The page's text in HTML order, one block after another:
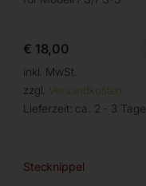
€ 18,00
inkl. MwSt.
zzgl. Versandkosten
Lieferzeit: ca. 2 - 3 Tage
Stecknippel